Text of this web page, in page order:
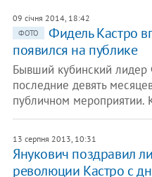
09 січня 2014, 18:42
ФОТО
Фидель Кастро
появился на публике
Бывший кубинский
последние девять
публичном мероприятии.
13 серпня 2013, 10:31
Янукович поздравил
революции Кастро с